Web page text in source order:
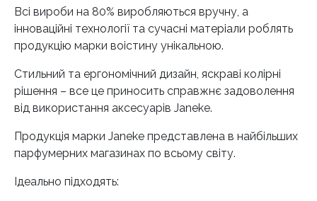
Всі вироби на 80% виробляються вручну, а
інноваційні технології та сучасні матеріали роблять
продукцію марки воістину унікальною.
Стильний та ергономічний дизайн, яскраві колірні
рішення – все це приносить справжнє задоволення
від використання аксесуарів Janeke.
Продукція марки Janeke представлена ​​в найбільших
парфумерних магазинах по всьому світу.
Ідеально підходять: